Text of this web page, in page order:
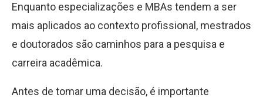
Enquanto especializações e MBAs tendem a ser
mais aplicados ao contexto profissional, mestrados
e doutorados são caminhos para a pesquisa e
carreira acadêmica.
Antes de tomar uma decisão, é importante